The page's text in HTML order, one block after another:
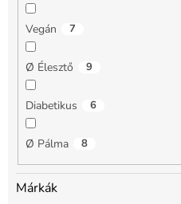
Vegán 7
Ø Élesztő 9
Diabetikus 6
Ø Pálma 8
Márkák